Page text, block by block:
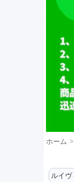
ホーム
ルイヴ